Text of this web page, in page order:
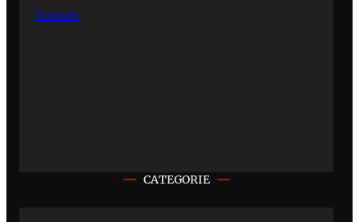
Contatti
CATEGORIE